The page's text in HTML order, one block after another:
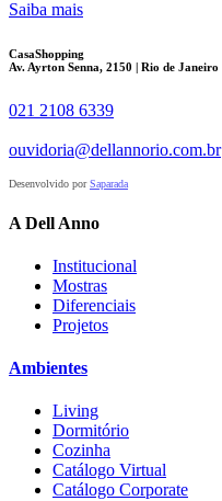
Saiba mais
CasaShopping
Av. Ayrton Senna, 2150 | Rio de Janeiro
021 2108 6339
ouvidoria@dellannorio.com.br
Desenvolvido porSaparada
A Dell Anno
Institucional
Mostras
Diferenciais
Projetos
Ambientes
Living
Dormitório
Cozinha
Catálogo Virtual
Catálogo Corporate